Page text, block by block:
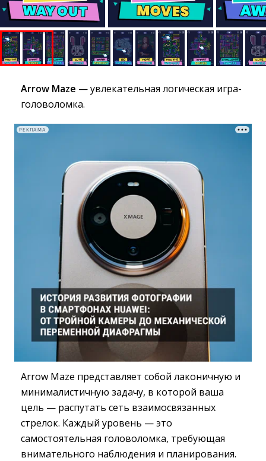
Arrow Maze — увлекательная логическая игра-
головоломка.
РЕКЛАМА
Arrow Maze представляет собой лаконичную и
минималистичную задачу, в которой ваша
цель — распутать сеть взаимосвязанных
стрелок. Каждый уровень — это
самостоятельная головоломка, требующая
внимательного наблюдения и планирования.